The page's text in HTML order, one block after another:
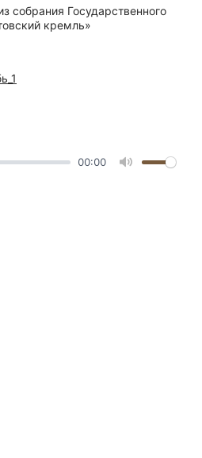
собрания Государственного
кремль»
00:00